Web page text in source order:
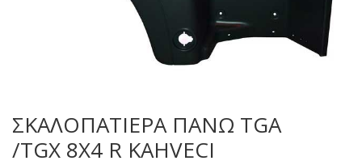
ΣΚΑΛΟΠΑΤΙΕΡΑ ΠΑΝΩ TGA
/TGX 8X4 R KAHVECI